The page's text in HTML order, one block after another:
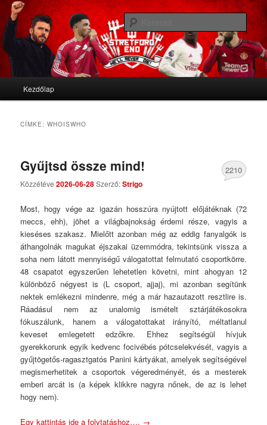
Stretford End
We'll never die
Tovább az elsődleges tartalomra
Tovább a másodlagos tartalomra
Kezdőlap
CÍMKE:WHOISWHO
Gyűjtsd össze mind!
Közzétéve2026-06-28Szerző:Strigo
2210
Most, hogy vége az igazán hosszúra nyújtott előjátéknak (72
meccs, ehh), jöhet a világbajnokság érdemi része, vagyis a
kieséses szakasz. Mielőtt azonban még az eddig fanyalgók is
áthangolnák magukat éjszakai üzemmódra, tekintsünk vissza a
soha nem látott mennyiségű válogatottat felmutató csoportkörre.
48 csapatot egyszerűen lehetetlen követni, mint ahogyan 12
különböző négyest is (L csoport, ajjaj), mi azonban segítünk
nektek emlékezni mindenre, még a már hazautazott resztlire is.
Ráadásul nem az unalomig ismételt sztárjátékosokra
fókuszálunk, hanem a válogatottakat irányító, méltatlanul
keveset emlegetett edzőkre. Ehhez segítségül hívjuk
gyerekkorunk egyik kedvenc focivébés pótcselekvését, vagyis a
gyűjtögetős-ragasztgatós Panini kártyákat, amelyek segítségével
megismerhetitek a csoportok végeredményét, és a mesterek
emberi arcát is (a képek klikkre nagyra nőnek, de az is lehet
hogy nem).
Egy kattintás ide a folytatáshoz…. →